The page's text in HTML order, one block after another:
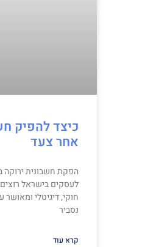
כיצד להפיק
אחר צעד
הפקת חשבונית ירוקה
לעסקים בישראל
חוקי, דיגיטלי
נסביר
קרא עוד